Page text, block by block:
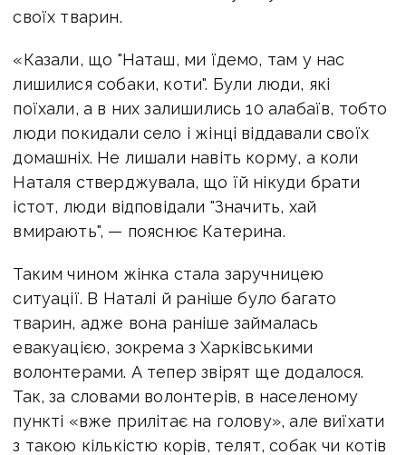
своїх тварин.
«Казали, що "Наташ, ми їдемо, там у нас
лишилися собаки, коти". Були люди, які
поїхали, а в них залишились 10 алабаїв, тобто
люди покидали село і жінці віддавали своїх
домашніх. Не лишали навіть корму, а коли
Наталя стверджувала, що їй нікуди брати
істот, люди відповідали "Значить, хай
вмирають", — пояснює Катерина.
Таким чином жінка стала заручницею
ситуації. В Наталі й раніше було багато
тварин, адже вона раніше займалась
евакуацією, зокрема з Харківськими
волонтерами. А тепер звірят ще додалося.
Так, за словами волонтерів, в населеному
пункті «вже прилітає на голову», але виїхати
з такою кількістю корів, телят, собак чи котів